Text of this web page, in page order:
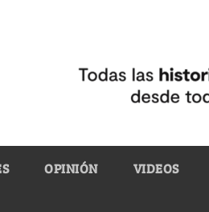
OPINIÓN VIDEOS